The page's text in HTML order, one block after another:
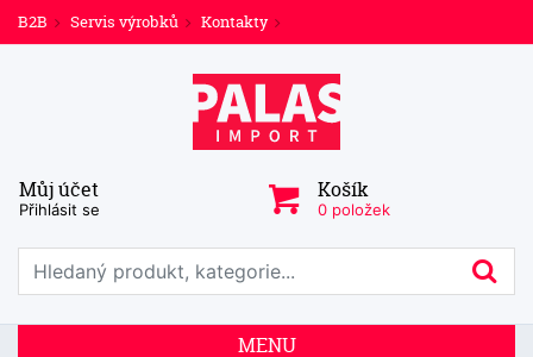
B2B Servis výrobků Kontakty
Můj účet
Přihlásit se
Košík
0 položek
Prohledat web
MENU